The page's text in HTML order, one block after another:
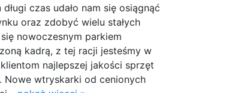
czas udało nam się osiągnąć
oraz zdobyć wielu stałych
nowoczesnym parkiem
kadrą, z tej racji jesteśmy w
najlepszej jakości sprzęt
Nowe wtryskarki od cenionych